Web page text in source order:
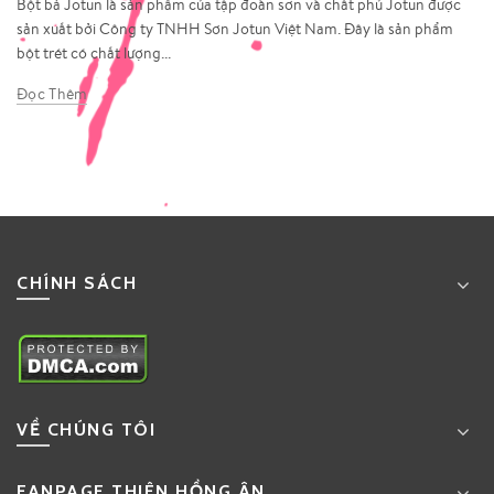
Bột bả Jotun là sản phẩm của tập đoàn sơn và chất phủ Jotun được
sản xuất bởi Công ty TNHH Sơn Jotun Việt Nam. Đây là sản phẩm
bột trét có chất lượng...
Đọc Thêm
CHÍNH SÁCH
VỀ CHÚNG TÔI